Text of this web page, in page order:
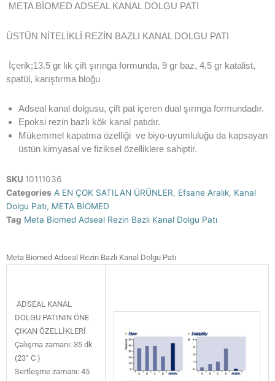
META BİOMED ADSEAL KANAL DOLGU PATI
ÜSTÜN NİTELİKLİ REZİN BAZLI KANAL DOLGU PATI
İçerik;13.5 gr lık çift şırınga formunda, 9 gr baz, 4,5 gr katalist,
spatül, karıştırma bloğu
Adseal kanal dolgusu, çift pat içeren dual şırınga formundadır.
Epoksi rezin bazlı kök kanal patıdır.
Mükemmel kapatma özelliği ve biyo-uyumluluğu da kapsayan
üstün kimyasal ve fiziksel özelliklere sahiptir.
SKU 10111036
Categories A EN ÇOK SATILAN ÜRÜNLER, Efsane Aralık, Kanal
Dolgu Patı, META BİOMED
Tag Meta Biomed Adseal Rezin Bazlı Kanal Dolgu Patı
Meta Biomed Adseal Rezin Bazlı Kanal Dolgu Patı
ADSEAL KANAL
DOLGU PATININ ÖNE
ÇIKAN ÖZELLİKLERİ
Çalışma zamanı: 35 dk
(23° C )
Sertleşme zamanı: 45